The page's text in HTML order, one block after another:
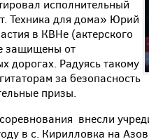
исполнительный
Техника для дома» Юрий
в КВНе (актерского
защищены от
дорогах. Радуясь такому
за безопасность
призы.
внесли
в с. Кирилловка на